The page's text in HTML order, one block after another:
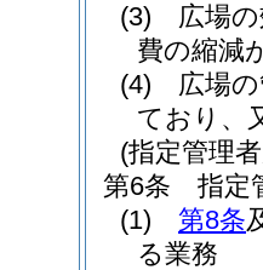
(3)
広場
費の縮減
(4)
広場
ており、
(指定管理
第6条
指定
(1)
第8条
る業務